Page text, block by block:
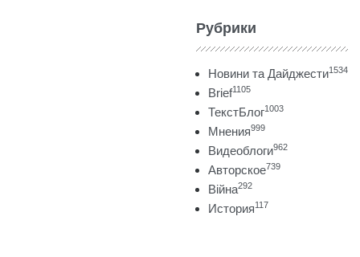
Рубрики
Новини та Дайджести1534
Brief1105
ТекстБлог1003
Мнения999
Видеоблоги962
Авторское739
Війна292
История117